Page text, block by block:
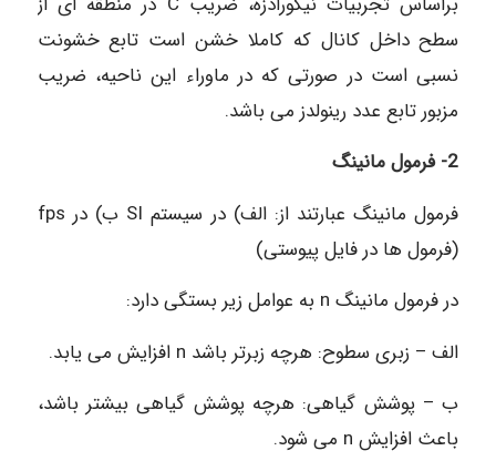
سطح داخل کانال که کاملا خشن است تابع خشونت
نسبی است در صورتی که در ماوراء این ناحیه، ضریب
مزبور تابع عدد رینولدز می باشد.
2- فرمول مانینگ
فرمول مانینگ عبارتند از: الف) در سیستم SI ب) در fps
(فرمول ها در فایل پیوستی)
در فرمول مانینگ n به عوامل زیر بستگی دارد:
الف – زبری سطوح: هرچه زبرتر باشد n افزایش می یابد.
ب – پوشش گیاهی: هرچه پوشش گیاهی بیشتر باشد،
باعث افزایش n می شود.